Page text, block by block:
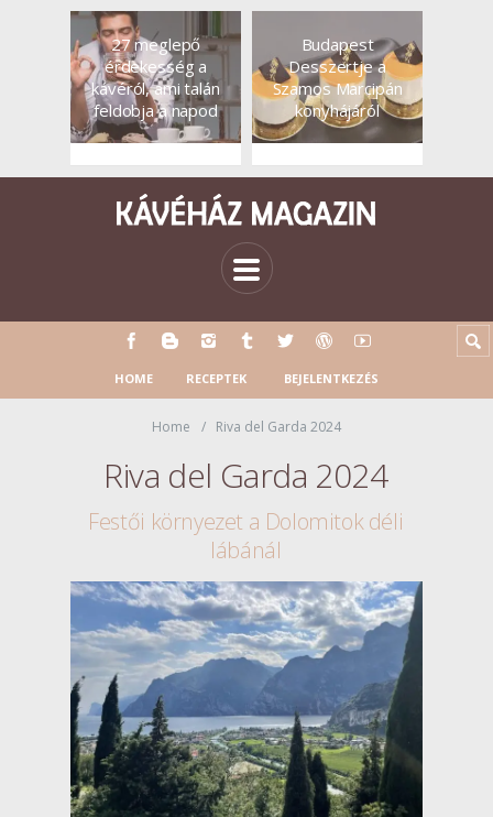
27 meglepő
érdekesség a
kávéról, ami talán
feldobja a napod
Budapest
Desszertje a
Szamos Marcipán
konyhájáról
HOME RECEPTEK BEJELENTKEZÉS
Home Riva del Garda 2024
Riva del Garda 2024
Festői környezet a Dolomitok déli
lábánál